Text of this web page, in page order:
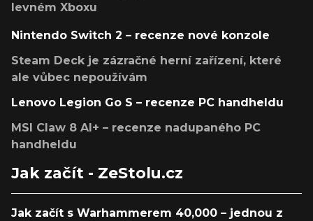
levném Xboxu
Nintendo Switch 2 – recenze nové konzole
Steam Deck je zázračné herní zařízení, které
ale vůbec nepoužívám
Lenovo Legion Go S – recenze PC handheldu
MSI Claw 8 AI+ – recenze nadupaného PC
handheldu
Jak začít - ZeStolu.cz
Jak začít s Warhammerem 40,000 – jednou z